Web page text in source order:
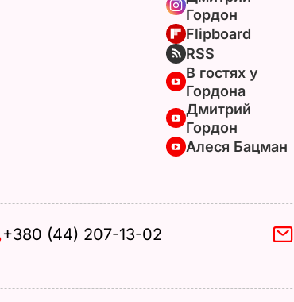
Гордон
Flipboard
RSS
В гостях у
Гордона
Дмитрий
Гордон
Алеся Бацман
+380 (44) 207-13-02